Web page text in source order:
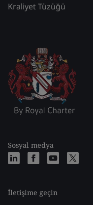
Kraliyet Tüzüğü
Sosyal medya
İletişime geçin